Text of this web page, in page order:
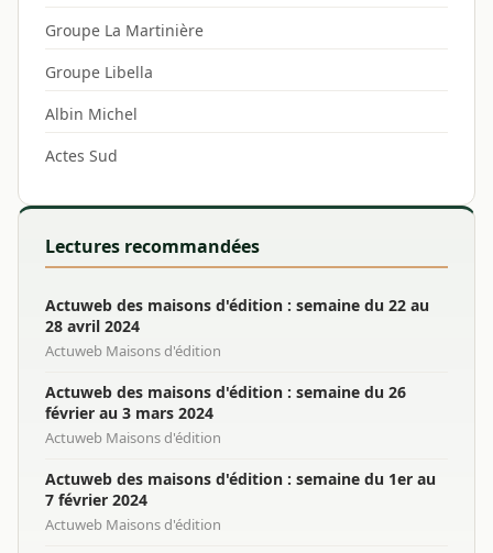
Groupe La Martinière
Groupe Libella
Albin Michel
Actes Sud
Lectures recommandées
Actuweb des maisons d'édition : semaine du 22 au
28 avril 2024
Actuweb Maisons d'édition
Actuweb des maisons d'édition : semaine du 26
février au 3 mars 2024
Actuweb Maisons d'édition
Actuweb des maisons d'édition : semaine du 1er au
7 février 2024
Actuweb Maisons d'édition